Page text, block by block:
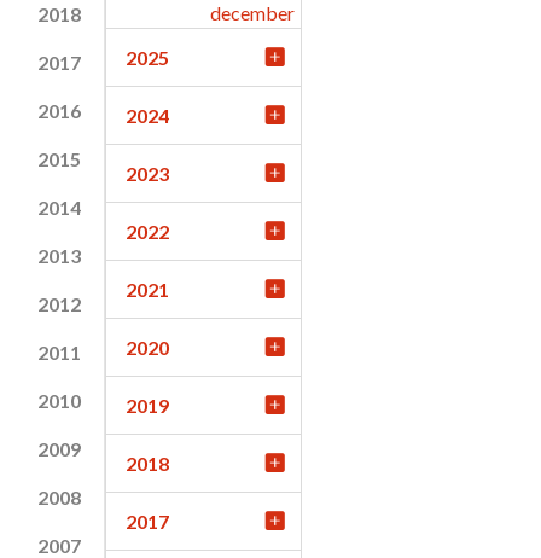
2018
2017
2016
2015
2014
2013
2012
2011
2010
2009
2008
2007
december
2025
2024
2023
2022
2021
2020
2019
2018
2017